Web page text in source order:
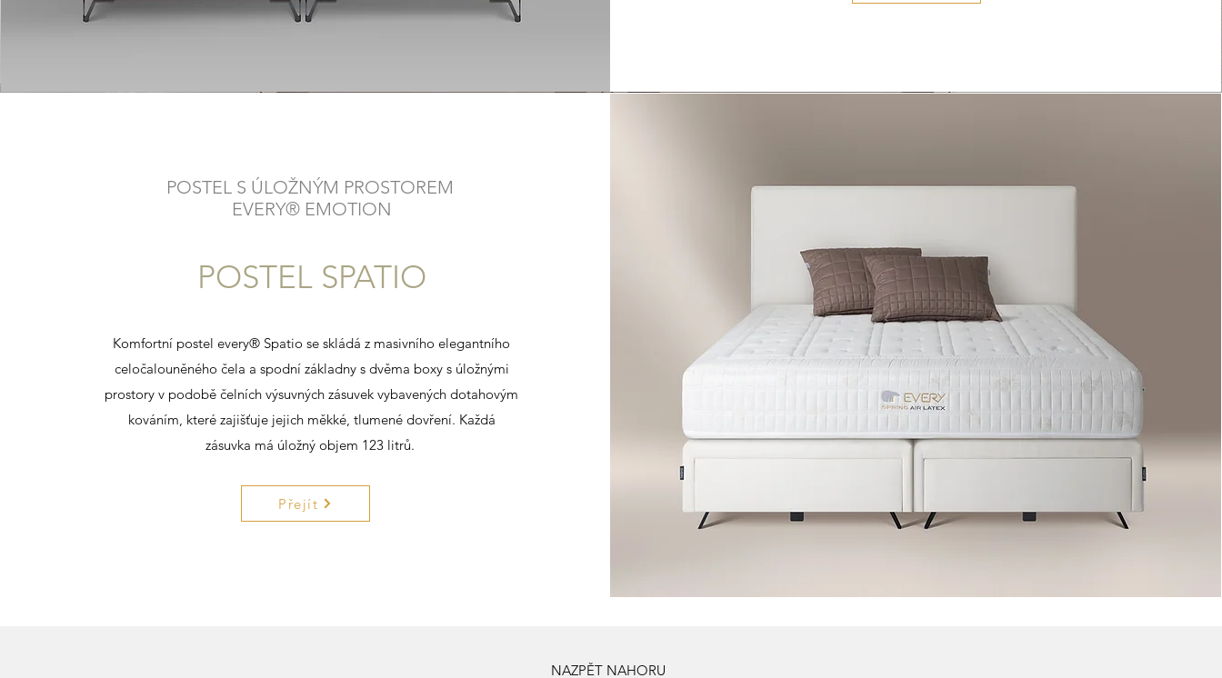
POSTEL S ÚLOŽNÝM PROSTOREM
EVERY® EMOTION
POSTEL SPATIO
Komfortní postel every® Spatio se skládá z masivního elegantního
celočalouněného čela a spodní základny s dvěma boxy s úložnými
prostory v podobě čelních výsuvných zásuvek vybavených dotahovým
kováním, které zajišťuje jejich měkké, tlumené dovření. Každá
zásuvka má úložný objem 123 litrů. ​
Přejít
NAZPĚT NAHORU